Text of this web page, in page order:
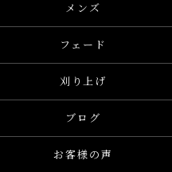
メンズ
フェード
刈り上げ
ブログ
お客様の声